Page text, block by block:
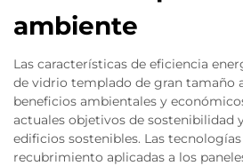
ambiente
Las características de eficiencia
de vidrio templado de gran tamaño
beneficios ambientales y
actuales objetivos de sostenibilidad
edificios sostenibles. Las tecnologías
recubrimiento aplicadas a los